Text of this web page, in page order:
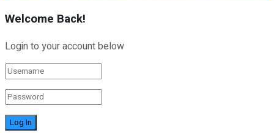
Welcome Back!
Login to your account below